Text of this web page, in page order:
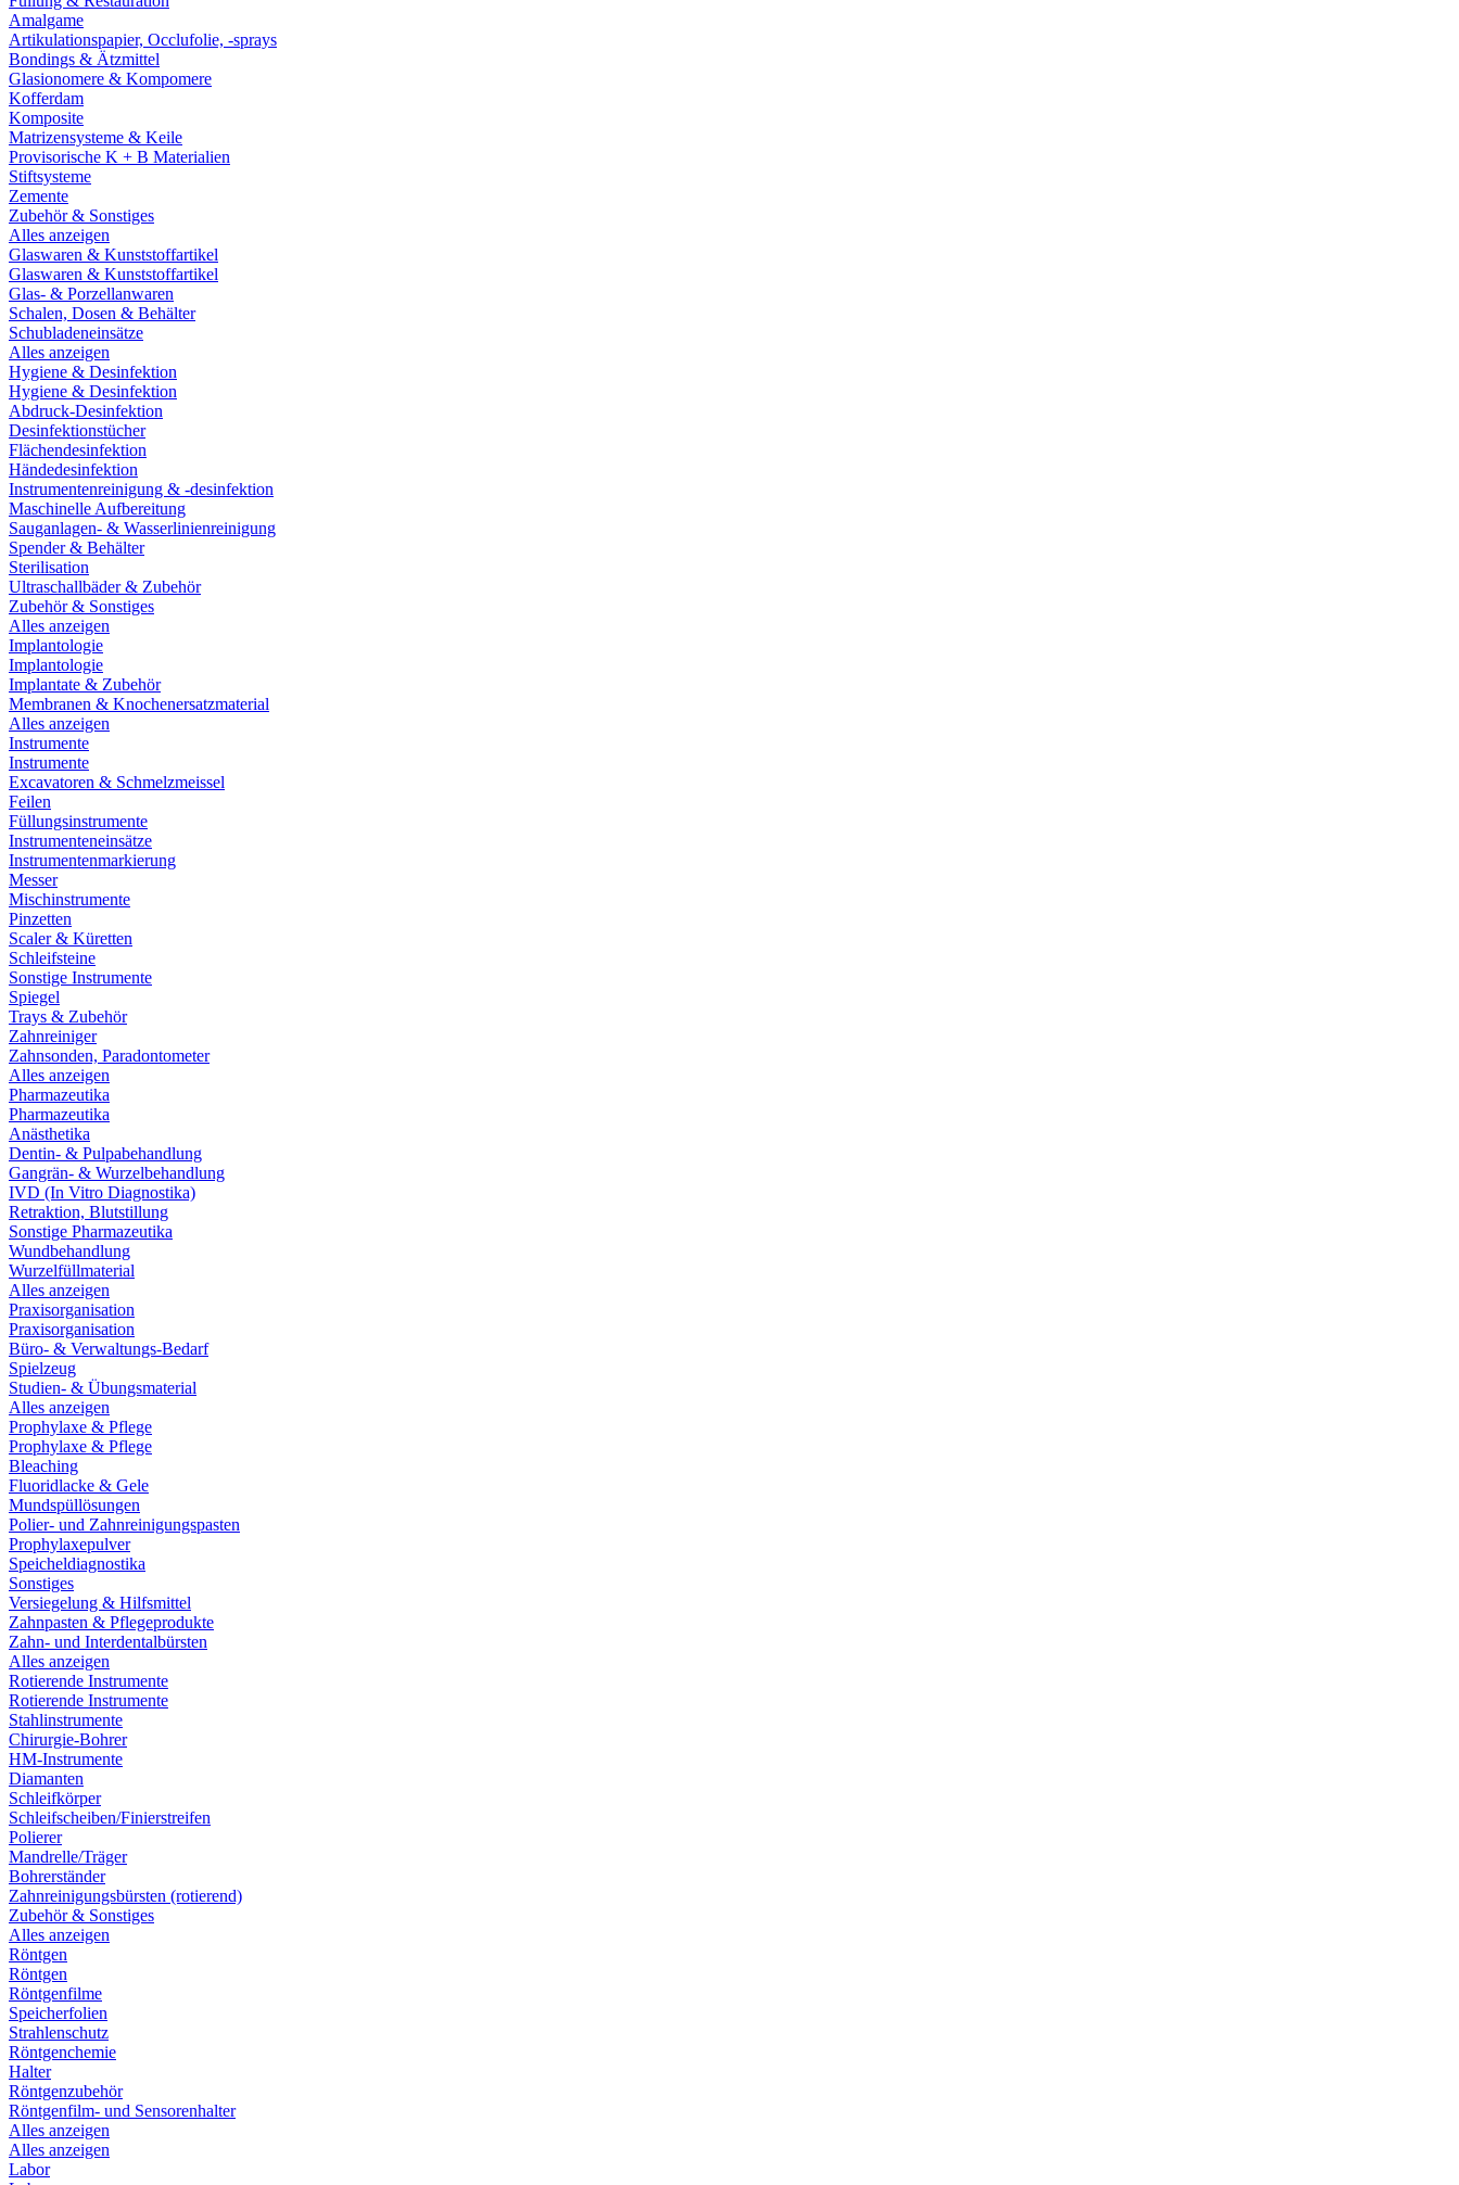
Amalgame
Artikulationspapier, Occlufolie, -sprays
Bondings & Ätzmittel
Glasionomere & Kompomere
Kofferdam
Komposite
Matrizensysteme & Keile
Provisorische K + B Materialien
Stiftsysteme
Zemente
Zubehör & Sonstiges
Alles anzeigen
Glaswaren & Kunststoffartikel
Glaswaren & Kunststoffartikel
Glas- & Porzellanwaren
Schalen, Dosen & Behälter
Schubladeneinsätze
Alles anzeigen
Hygiene & Desinfektion
Hygiene & Desinfektion
Abdruck-Desinfektion
Desinfektionstücher
Flächendesinfektion
Händedesinfektion
Instrumentenreinigung & -desinfektion
Maschinelle Aufbereitung
Sauganlagen- & Wasserlinienreinigung
Spender & Behälter
Sterilisation
Ultraschallbäder & Zubehör
Zubehör & Sonstiges
Alles anzeigen
Implantologie
Implantologie
Implantate & Zubehör
Membranen & Knochenersatzmaterial
Alles anzeigen
Instrumente
Instrumente
Excavatoren & Schmelzmeissel
Feilen
Füllungsinstrumente
Instrumenteneinsätze
Instrumentenmarkierung
Messer
Mischinstrumente
Pinzetten
Scaler & Küretten
Schleifsteine
Sonstige Instrumente
Spiegel
Trays & Zubehör
Zahnreiniger
Zahnsonden, Paradontometer
Alles anzeigen
Pharmazeutika
Pharmazeutika
Anästhetika
Dentin- & Pulpabehandlung
Gangrän- & Wurzelbehandlung
IVD (In Vitro Diagnostika)
Retraktion, Blutstillung
Sonstige Pharmazeutika
Wundbehandlung
Wurzelfüllmaterial
Alles anzeigen
Praxisorganisation
Praxisorganisation
Büro- & Verwaltungs-Bedarf
Spielzeug
Studien- & Übungsmaterial
Alles anzeigen
Prophylaxe & Pflege
Prophylaxe & Pflege
Bleaching
Fluoridlacke & Gele
Mundspüllösungen
Polier- und Zahnreinigungspasten
Prophylaxepulver
Speicheldiagnostika
Sonstiges
Versiegelung & Hilfsmittel
Zahnpasten & Pflegeprodukte
Zahn- und Interdentalbürsten
Alles anzeigen
Rotierende Instrumente
Rotierende Instrumente
Stahlinstrumente
Chirurgie-Bohrer
HM-Instrumente
Diamanten
Schleifkörper
Schleifscheiben/Finierstreifen
Polierer
Mandrelle/Träger
Bohrerständer
Zahnreinigungsbürsten (rotierend)
Zubehör & Sonstiges
Alles anzeigen
Röntgen
Röntgen
Röntgenfilme
Speicherfolien
Strahlenschutz
Röntgenchemie
Halter
Röntgenzubehör
Röntgenfilm- und Sensorenhalter
Alles anzeigen
Alles anzeigen
Labor